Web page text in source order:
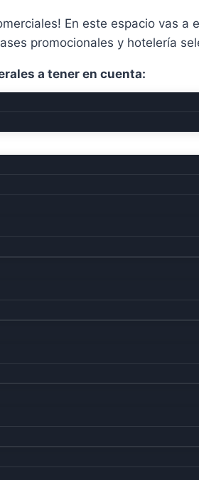
En este espacio vas a
promocionales y hotelería
a tener en cuenta: